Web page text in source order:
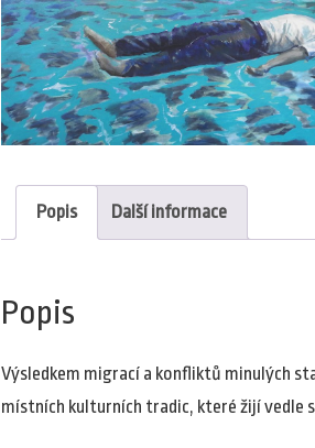
Popis Další informace
Popis
Výsledkem migrací a konfliktů minulých
místních kulturních tradic, které žijí